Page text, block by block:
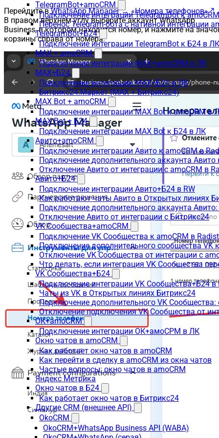
TelegramBot+amoCRM
Подключение интеграции TelegramBot к
Перенос Telegram-бота с нативной интеграции
TelegramBot+Б24
Подключение интеграции TelegramBot к Б24 в ЛК
MAX + amoCRM
Подключение интеграции MAX+amoCRM в ЛК
MAX+Б24
Подключение интеграции MAX+Б24 в ЛК
Битрикс24.Маркет (MAX + Битрикс24)
MAX Bot + amoCRM
Подключение интеграции MAX Bot к amoCRM в
MAX Bot + Б24
Подключение интеграции MAX Bot к Б24 в ЛК
Авито+amoCRM
Подключение интеграции Авито к amoCRM в
Подключение дополнительного аккаунта Авито
Отключение Авито от интеграции с amoCRM в
Авито+Б24
Подключение интеграции Авито+Б24 в RW
Как работают чаты Авито в Открытых линиях
Подключение дополнительного аккаунта
Отключение Авито от интеграции с Битрикс24
VK Сообщества+amoCRM
Подключение VK Сообщества к amoCRM в
Подключение дополнительного сообщества VK
Отключение VK Сообщества от интеграции с
Что делать, если интеграция VK Сообщества
VK Сообщества+Б24
Подключение интеграции VK Сообщества+Б24 в
Чаты из VK в Открытых линиях Битрикс24
Подключение дополнительного VK
Отключение подключения VK Сообщества от
ОК+amoCRM
Подключение интеграции ОК+амоСРМ в ЛК
Окно чатов в amoCRM
Как работает окно чатов в amoCRM
Как перейти в сделку в amoCRM из окна чатов
Частые вопросы: окно чатов в amoCRM
Яндекс Метрика
Окно чатов в Б24
Как работает окно чатов в Битрикс24
Другие CRM (внешнее API)
OkoCRM
OkoCRM+WhatsApp Business API (WABA)
Перейдите вWhatsApp Manager → «Номера телефонов»
.
В правом верхнем углу выберите аккаунт WhatsApp
Business, в котором находится номер, и нажмите на
корзины справа от номера.